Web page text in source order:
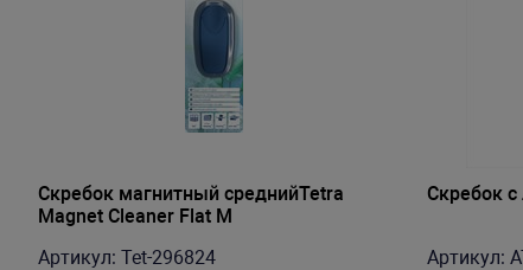
Скребок магнитный среднийTetra
Magnet Cleaner Flat M
Артикул: Tet-296824
Скребок с
Артикул: